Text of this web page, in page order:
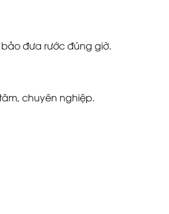
đưa rước đúng giờ.
chuyên nghiệp.